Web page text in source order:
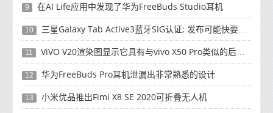
9 在AI Life应用中发现了华为FreeBuds Studio耳机
10 三星Galaxy Tab Active3蓝牙SIG认证; 发布可能快要结束了
11 ViVO V20渲染图显示它具有与vivo X50 Pro类似的后部设计
12 华为FreeBuds Pro耳机泄漏出非常熟悉的设计
13 小米优品推出Fimi X8 SE 2020可折叠无人机